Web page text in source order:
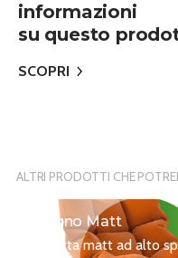
informazioni
su questo
SCOPRI
ALTRI PRODOTTI CHE
Magno Matt
La carta matt ad alto